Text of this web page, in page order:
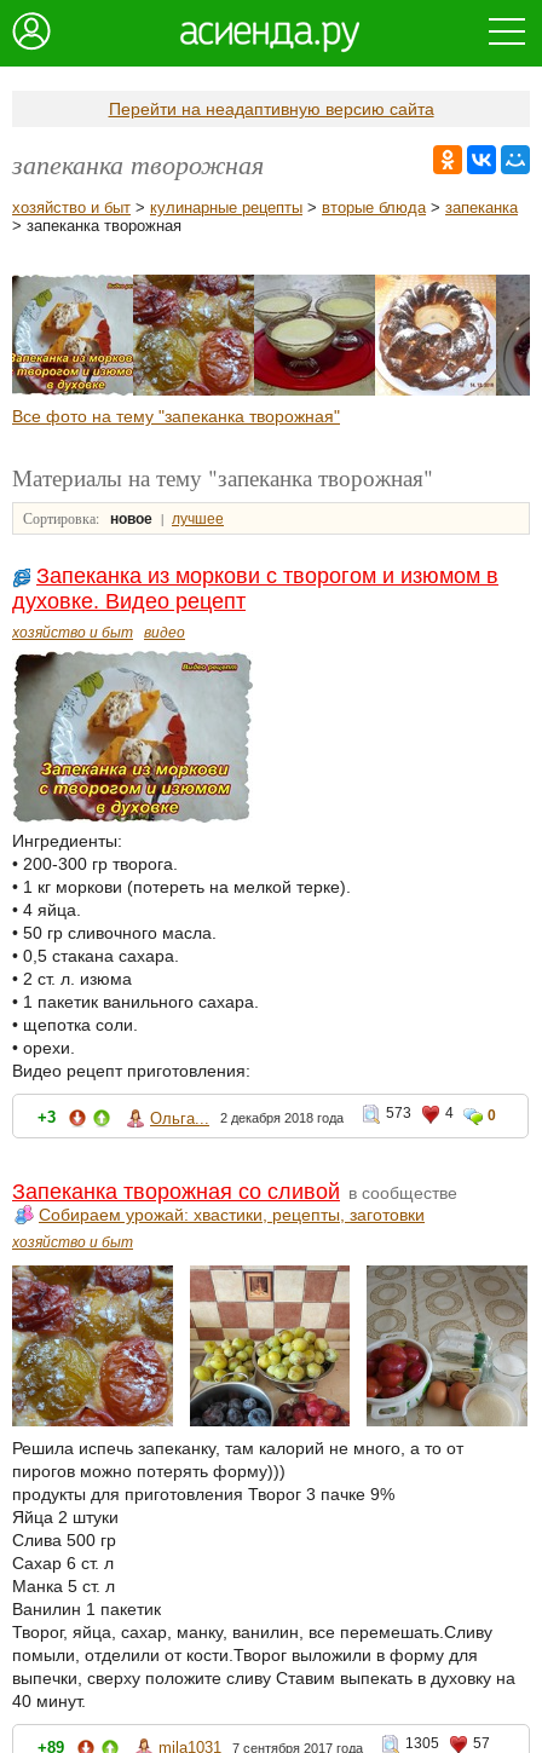
Перейти на неадаптивную версию сайта
запеканка творожная
хозяйство и быт > кулинарные рецепты > вторые блюда> запеканка
> запеканка творожная
Все фото на тему "запеканка творожная"
Материалы на тему "запеканка творожная"
Сортировка: новое | лучшее
Запеканка из моркови с творогом и изюмом в
духовке. Видео рецепт
хозяйство и быт видео
Ингредиенты:
• 200-300 гр творога.
• 1 кг моркови (потереть на мелкой терке).
• 4 яйца.
• 50 гр сливочного масла.
• 0,5 стакана сахара.
• 2 ст. л. изюма
• 1 пакетик ванильного сахара.
• щепотка соли.
• орехи.
Видео рецепт приготовления:
+3 Ольга... 2 декабря 2018 года 573 4 0
Запеканка творожная со сливой в сообществе
Собираем урожай: хвастики, рецепты, заготовки
хозяйство и быт
Решила испечь запеканку, там калорий не много, а то от
пирогов можно потерять форму)))
продукты для приготовления Творог 3 пачке 9%
Яйца 2 штуки
Слива 500 гр
Сахар 6 ст. л
Манка 5 ст. л
Ванилин 1 пакетик
Творог, яйца, сахар, манку, ванилин, все перемешать.Сливу
помыли, отделили от кости.Творог выложили в форму для
выпечки, сверху положите сливу Ставим выпекать в духовку на
40 минут.
+89 mila1031 7 сентября 2017 года 1305
57